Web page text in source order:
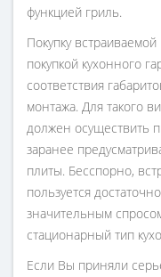
функцией гриль.
Покупку
покупкой кухонного
соответствия
монтажа. Для такого
должен осуществить
заранее
плиты. Бесспорно,
пользуется
значительным
стационарный тип
Если Вы приняли